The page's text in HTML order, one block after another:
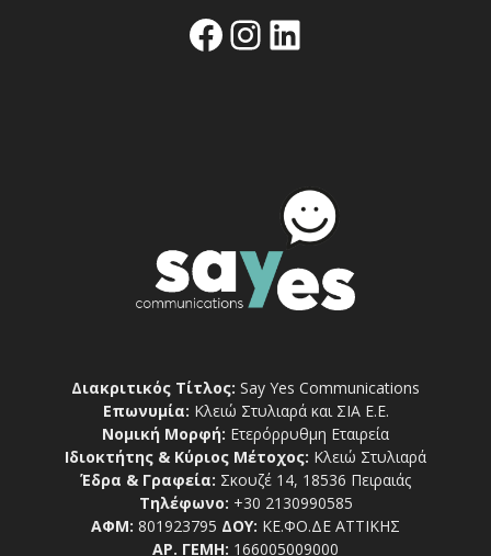
Facebook
Instagram
Linkedin
Διακριτικός Τίτλος: Say Yes Communications
Επωνυμία: Κλειώ Στυλιαρά και ΣΙΑ Ε.Ε.
Νομική Μορφή: Ετερόρρυθμη Εταιρεία
Ιδιοκτήτης & Κύριος Μέτοχος: Κλειώ Στυλιαρά
Έδρα & Γραφεία: Σκουζέ 14, 18536 Πειραιάς
Τηλέφωνο: +30 2130990585
ΑΦΜ: 801923795 ΔΟΥ: ΚΕ.ΦΟ.ΔΕ ΑΤΤΙΚΗΣ
ΑΡ. ΓΕΜΗ: 166005009000